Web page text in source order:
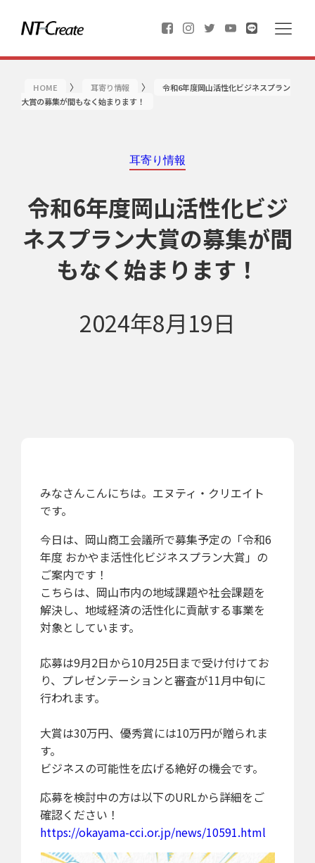
HOME 〉 耳寄り情報 〉
令和6年度岡山活性化ビジネスプラン
大賞の募集が間もなく始まります！
耳寄り情報
令和6年度岡山活性化ビジ
ネスプラン大賞の募集が間
もなく始まります！
2024年8月19日
みなさんこんにちは。エヌティ・クリエイト
です。
今日は、岡山商工会議所で募集予定の「令和6
年度 おかやま活性化ビジネスプラン大賞」の
ご案内です！
こちらは、岡山市内の地域課題や社会課題を
解決し、地域経済の活性化に貢献する事業を
対象としています。
応募は9月2日から10月25日まで受け付けてお
り、プレゼンテーションと審査が11月中旬に
行われます。
大賞は30万円、優秀賞には10万円が贈られま
す。
ビジネスの可能性を広げる絶好の機会です。
応募を検討中の方は以下のURLから詳細をご
確認ください！
https://okayama-cci.or.jp/news/10591.html